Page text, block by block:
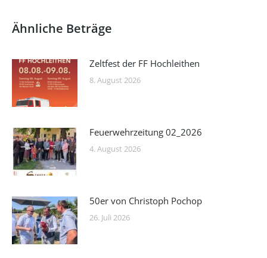
Ähnliche Beträge
Zeltfest der FF Hochleithen
8. August 2026
Feuerwehrzeitung 02_2026
4. August 2026
50er von Christoph Pochop
26. Juli 2026